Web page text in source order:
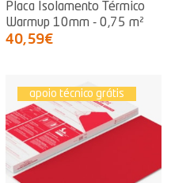
Placa Isolamento Térmico
Warmup 10mm - 0,75 m²
40,59€
apoio técnico grátis